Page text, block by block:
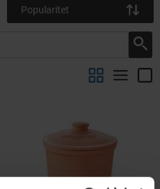
Popularitet